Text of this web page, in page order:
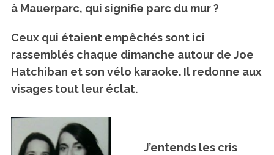
à Mauerparc, qui signifie parc du mur ?
Ceux qui étaient empêchés sont ici
rassemblés chaque dimanche autour de Joe
Hatchiban et son vélo karaoke. Il redonne aux
visages tout leur éclat.
J’entends les cris